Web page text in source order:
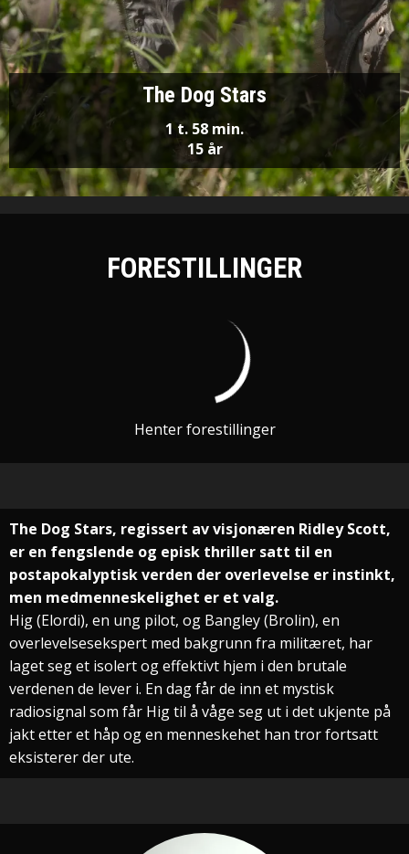
The Dog Stars
1 t. 58 min.
15 år
FORESTILLINGER
Henter forestillinger
The Dog Stars, regissert av visjonæren Ridley Scott,
er en fengslende og episk thriller satt til en
postapokalyptisk verden der overlevelse er instinkt,
men medmenneskelighet er et valg.
Hig (Elordi), en ung pilot, og Bangley (Brolin), en
overlevelsesekspert med bakgrunn fra militæret, har
laget seg et isolert og effektivt hjem i den brutale
verdenen de lever i. En dag får de inn et mystisk
radiosignal som får Hig til å våge seg ut i det ukjente på
jakt etter et håp og en menneskehet han tror fortsatt
eksisterer der ute.